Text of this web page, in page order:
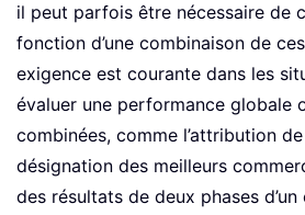
il peut parfois être nécessaire de
fonction d’une combinaison de
exigence est courante dans les
évaluer une performance globale
combinées, comme l’attribution
désignation des meilleurs
des résultats de deux phases d’un